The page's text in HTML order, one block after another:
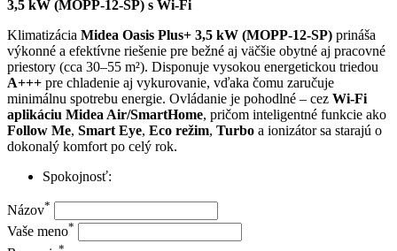
3,5 kW (MOPP-12-SP) s Wi-Fi
Klimatizácia Midea Oasis Plus+ 3,5 kW (MOPP-12-SP) prináša
výkonné a efektívne riešenie pre bežné aj väčšie obytné aj pracovné
priestory (cca 30–55 m²). Disponuje vysokou energetickou triedou
A+++ pre chladenie aj vykurovanie, vďaka čomu zaručuje
minimálnu spotrebu energie. Ovládanie je pohodlné – cez Wi-Fi
aplikáciu Midea Air/SmartHome, pričom inteligentné funkcie ako
Follow Me, Smart Eye, Eco režim, Turbo a ionizátor sa starajú o
dokonalý komfort po celý rok.
Spokojnosť:
Názov*
Vaše meno*
*